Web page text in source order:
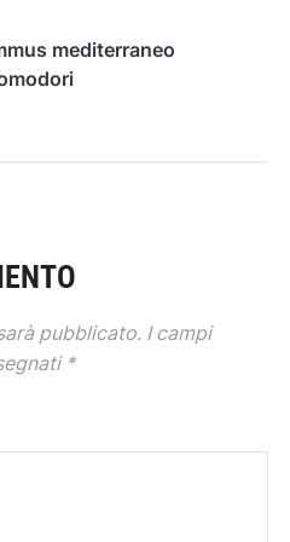
mediterraneo
pubblicato. I campi
*